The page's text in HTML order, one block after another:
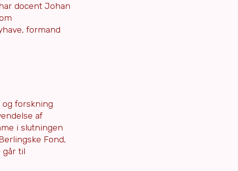
docent Johan
formand
og forskning
af
i slutningen
Fond,
går til